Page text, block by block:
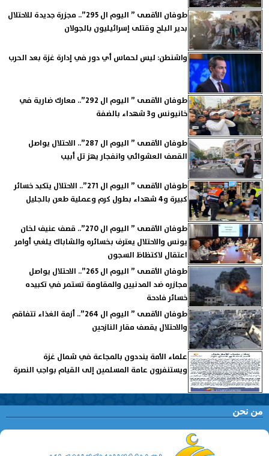
طوفان الأقصى ” اليوم ال 295”.. مجزرة جديدة للاحتلال
بدير البلح وقتلى إسرائيليون بالجولان
واشنطن: ليس لحماس أي دور في إدارة غزة بعد الحرب
طوفان الأقصى ” اليوم ال 292”.. معارك ضارية في
خانيونس و3 شهداء بالضفة
طوفان الأقصى ” اليوم ال 287”.. الاحتلال يواصل
القصف العشوائي وانفجار يهز تل أبيب
طوفان الأقصى ” اليوم ال 271”.. الاحتلال يتكبد خسائر
كبيرة و4 شهداء بطول كرم وعملية طعن بالجليل
طوفان الأقصى ” اليوم ال 270”.. قصف عنيف لخان
يونس والاحتلال يعترف بخسائره والشاباك يلغي أوامر
اعتقال لاكتظاظ السجون
طوفان الأقصى ” اليوم ال 265”.. الاحتلال يواصل
مجازره ضد المدنيين والمقاومة تستمر في تكبيده
خسائر فادحة
طوفان الأقصى ” اليوم ال 264”.. أزمة الغذاء تتفاقم
والاحتلال يقصف مقار النازحين
علماء الأمة ينددون بالمجاعة في شمال غزة
ويستنفرون عامة المسلمين إلى القيام بواجب النصرة
من نحن